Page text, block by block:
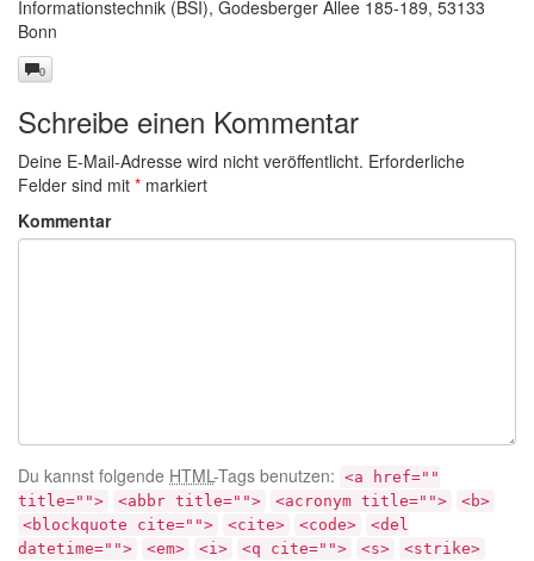
Informationstechnik (BSI), Godesberger Allee 185-189, 53133
Bonn
0
Schreibe einen Kommentar
Deine E-Mail-Adresse wird nicht veröffentlicht. Erforderliche
Felder sind mit * markiert
Kommentar
Du kannst folgende HTML-Tags benutzen: <a href=""
title="">
<abbr title=""> <acronym title="">
<b>
<blockquote cite="">
<cite> <code>
<del
datetime="">
<em> <i> <q cite=""> <s>
<strike>